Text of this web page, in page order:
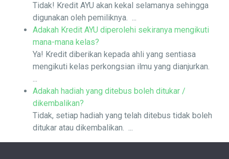
Tidak! Kredit AYU akan kekal selamanya sehingga
digunakan oleh pemiliknya. ...
Adakah Kredit AYU diperolehi sekiranya mengikuti
mana-mana kelas?
Ya! Kredit diberikan kepada ahli yang sentiasa
mengikuti kelas perkongsian ilmu yang dianjurkan.
...
Adakah hadiah yang ditebus boleh ditukar /
dikembalikan?
Tidak, setiap hadiah yang telah ditebus tidak boleh
ditukar atau dikembalikan. ...